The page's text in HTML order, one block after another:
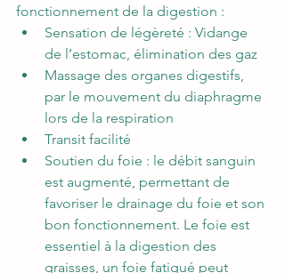
fonctionnement de la digestion :
Sensation de légèreté : Vidange
de l’estomac, élimination des gaz
Massage des organes digestifs,
par le mouvement du diaphragme
lors de la respiration
Transit facilité
Soutien du foie : le débit sanguin
est augmenté, permettant de
favoriser le drainage du foie et son
bon fonctionnement. Le foie est
essentiel à la digestion des
graisses, un foie fatigué peut